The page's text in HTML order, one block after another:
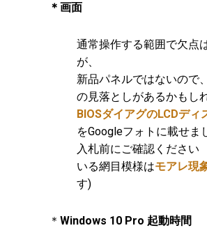
＊画面
通常操作する範囲で欠点
が、
新品パネルではないので
の見落としがあるかもし
BIOSダイアグのLCDディ
をGoogleフォトに載せま
入札前にご確認くださ
いる網目模様はモアレ現
す)
＊ Windows 10 Pro 起動時間